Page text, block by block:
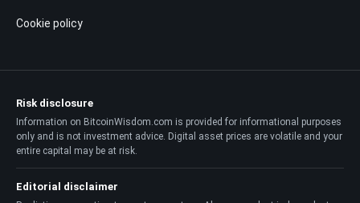
Cookie policy
Risk disclosure
Information on BitcoinWisdom.com is provided for informational purposes
only and is not investment advice. Digital asset prices are volatile and your
entire capital may be at risk.
Editorial disclaimer